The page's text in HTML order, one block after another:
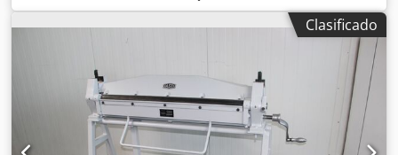
Peso: 250 kg
Clasificado